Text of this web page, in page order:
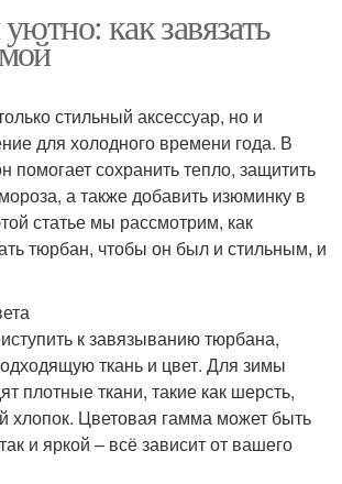
как завязать
стильный аксессуар, но и
для холодного времени года. В
помогает сохранить тепло, защитить
а также добавить изюминку в
статье мы рассмотрим, как
тюрбан, чтобы он был и стильным, и
к завязыванию тюрбана,
ткань и цвет. Для зимы
плотные ткани, такие как шерсть,
хлопок. Цветовая гамма может быть
и яркой – всё зависит от вашего